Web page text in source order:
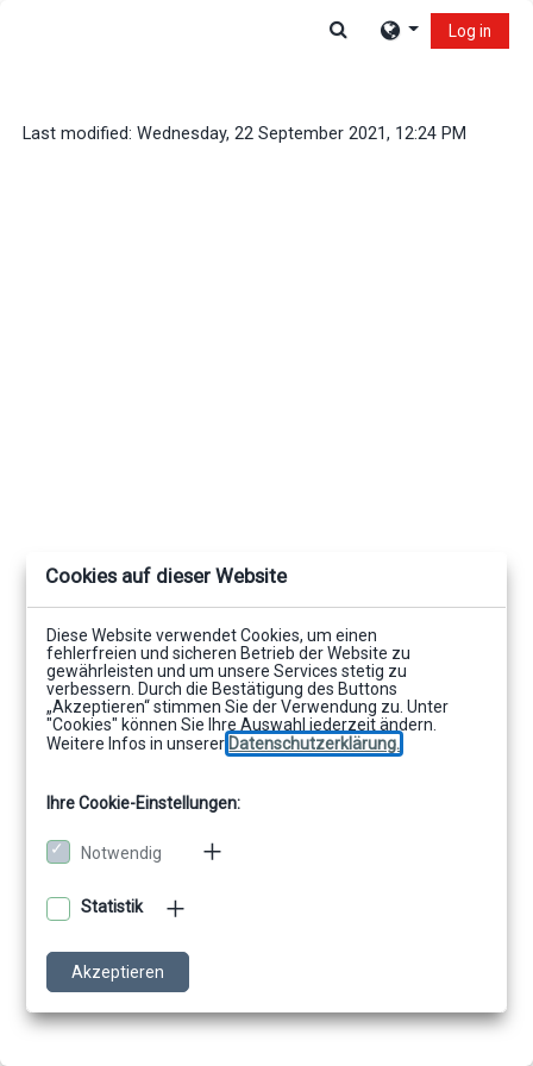
Toggle search input
Log in
Last modified: Wednesday, 22 September 2021, 12:24 PM
Cookies auf dieser Website
Diese Website verwendet Cookies, um einen
fehlerfreien und sicheren Betrieb der Website zu
gewährleisten und um unsere Services stetig zu
verbessern. Durch die Bestätigung des Buttons
„Akzeptieren“ stimmen Sie der Verwendung zu. Unter
"Cookies" können Sie Ihre Auswahl jederzeit ändern.
Weitere Infos in unserer Datenschutzerklärung.
Ihre Cookie-Einstellungen:
Notwendig
Statistik
Akzeptieren